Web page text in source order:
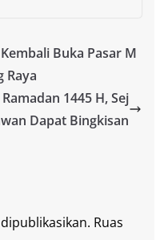
Buka Pasar M
Raya
1445 H, Sej
Dapat Bingkisan
Ruas